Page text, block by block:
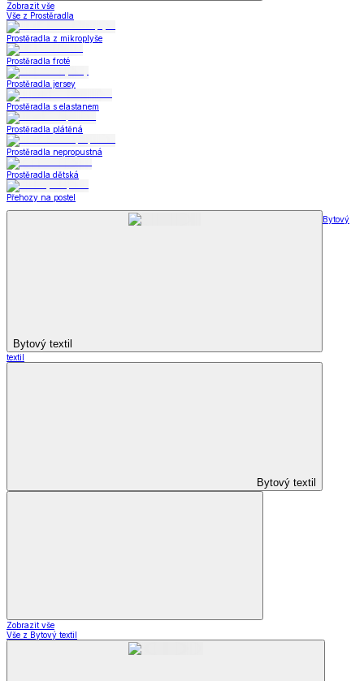
Zobrazit vše
Vše z Prostěradla
Prostěradla z mikroplyše
Prostěradla froté
Prostěradla jersey
Prostěradla s elastanem
Prostěradla plátěná
Prostěradla nepropustná
Prostěradla dětská
Přehozy na postel
Bytový textil
Bytový
textil
Bytový textil
Zobrazit vše
Vše z Bytový textil